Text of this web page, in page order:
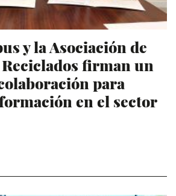
y la Asociación de
firman un
para
en el sector